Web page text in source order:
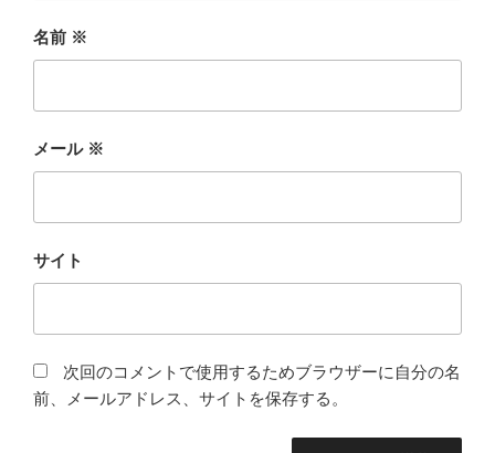
名前 ※
メール ※
サイト
次回のコメントで使用するためブラウザーに自分の名
前、メールアドレス、サイトを保存する。